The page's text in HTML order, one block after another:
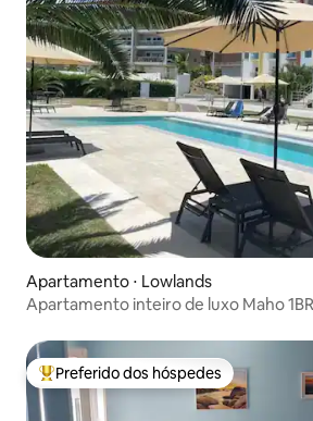
Apartamento ⋅ Lowlands
Apartamento inteiro de luxo Maho
Entre os melhores preferidos dos
Preferido dos hóspedes